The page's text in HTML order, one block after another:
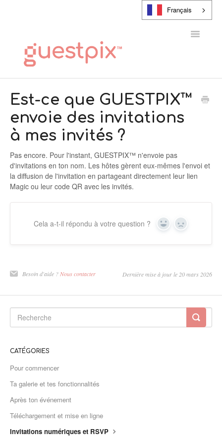
Français
Toggle
CONTACT
Est-ce que GUESTPIX™
envoie des invitations
à mes invités ?
Pas encore. Pour l'instant, GUESTPIX™ n'envoie pas
d'invitations en ton nom. Les hôtes gèrent eux-mêmes l'envoi et
la diffusion de l'invitation en partageant directement leur lien
Magic ou leur code QR avec les invités.
Cela a-t-il répondu à votre question ? Oui Non
Besoin d'aide ?Nous contacter Dernière mise à jour le 20 mars 2026
CATÉGORIES
Pour commencer
Ta galerie et tes fonctionnalités
Après ton événement
Téléchargement et mise en ligne
Invitations numériques et RSVP